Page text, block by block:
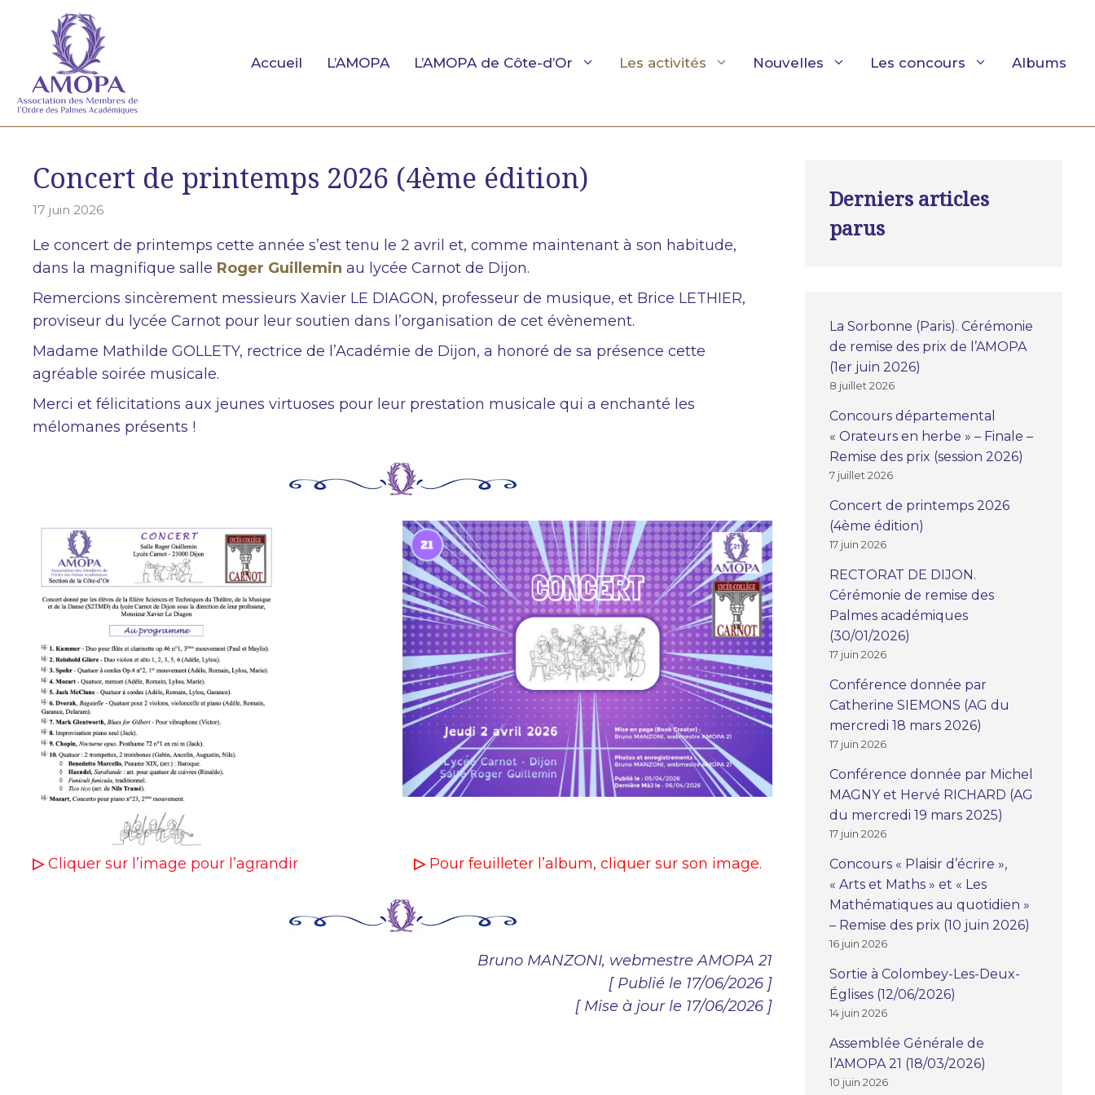
contenu
Accueil L’AMOPA L’AMOPA de Côte-d’Or Les activités Nouvelles Les concours Albums
Concert de printemps 2026 (4ème édition)
17 juin 2026
Le concert de printemps cette année s’est tenu le 2 avril et, comme maintenant à son habitude,
dans la magnifique salle Roger Guillemin au lycée Carnot de Dijon.
Remercions sincèrement messieurs Xavier LE DIAGON, professeur de musique, et Brice LETHIER,
proviseur du lycée Carnot pour leur soutien dans l’organisation de cet évènement.
Madame Mathilde GOLLETY, rectrice de l’Académie de Dijon, a honoré de sa présence cette
agréable soirée musicale.
Merci et félicitations aux jeunes virtuoses pour leur prestation musicale qui a enchanté les
mélomanes présents !
▷Cliquer sur l’image pour l’agrandir ▷ Pour feuilleter l’album, cliquer sur son image.
Bruno MANZONI, webmestre AMOPA 21
[ Publié le 17/06/2026 ]
[ Mise à jour le 17/06/2026 ]
Derniers articles
parus
La Sorbonne (Paris). Cérémonie
de remise des prix de l’AMOPA
(1er juin 2026)
8 juillet 2026
Concours départemental
« Orateurs en herbe » – Finale –
Remise des prix (session 2026)
7 juillet 2026
Concert de printemps 2026
(4ème édition)
17 juin 2026
RECTORAT DE DIJON.
Cérémonie de remise des
Palmes académiques
(30/01/2026)
17 juin 2026
Conférence donnée par
Catherine SIEMONS (AG du
mercredi 18 mars 2026)
17 juin 2026
Conférence donnée par Michel
MAGNY et Hervé RICHARD (AG
du mercredi 19 mars 2025)
17 juin 2026
Concours « Plaisir d’écrire »,
« Arts et Maths » et « Les
Mathématiques au quotidien »
– Remise des prix (10 juin 2026)
16 juin 2026
Sortie à Colombey-Les-Deux-
Églises (12/06/2026)
14 juin 2026
Assemblée Générale de
l’AMOPA 21 (18/03/2026)
10 juin 2026